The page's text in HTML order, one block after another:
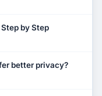
by Step
better privacy?